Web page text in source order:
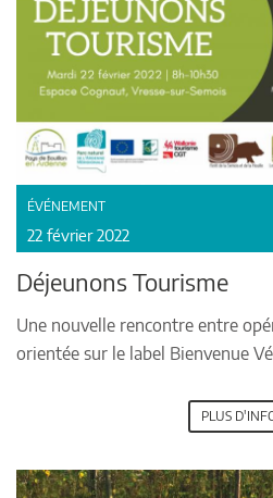
ÉVÉNEMENT
22 février 2022
Déjeunons Tourisme
Une nouvelle rencontre entre
orientée sur le label Bienvenue
PLUS